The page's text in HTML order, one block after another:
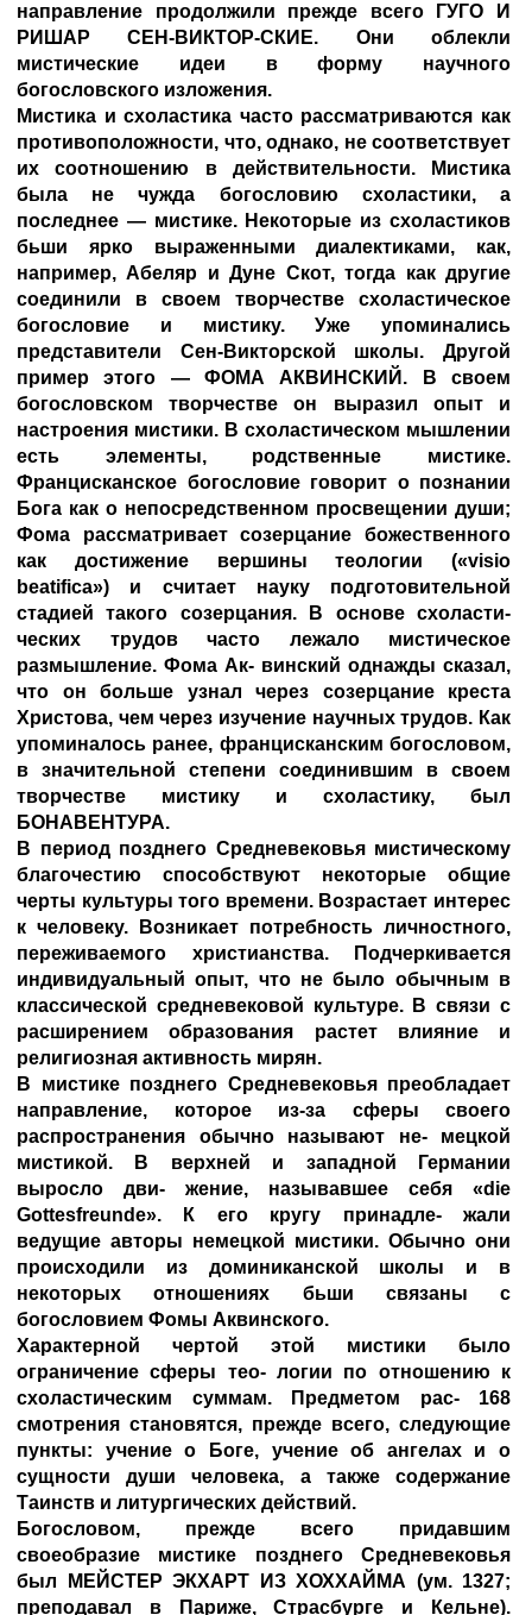
направление продолжили прежде всего ГУГО И
РИШАР СЕН-ВИКТОР-СКИЕ. Они облекли
мистические идеи в форму научного
богословского изложения.
Мистика и схоластика часто рассматриваются как
противоположности, что, однако, не соответствует
их соотношению в действительности. Мистика
была не чужда богословию схоластики, а
последнее — мистике. Некоторые из схоластиков
бьши ярко выраженными диалектиками, как,
например, Абеляр и Дуне Скот, тогда как другие
соединили в своем творчестве схоластическое
богословие и мистику. Уже упоминались
представители Сен-Викторской школы. Другой
пример этого — ФОМА АКВИНСКИЙ. В своем
богословском творчестве он выразил опыт и
настроения мистики. В схоластическом мышлении
есть элементы, родственные мистике.
Францисканское богословие говорит о познании
Бога как о непосредственном просвещении души;
Фома рассматривает созерцание божественного
как достижение вершины теологии («visio
beatifica») и считает науку подготовительной
стадией такого созерцания. В основе схоласти-
ческих трудов часто лежало мистическое
размышление. Фома Ак- винский однажды сказал,
что он больше узнал через созерцание креста
Христова, чем через изучение научных трудов. Как
упоминалось ранее, францисканским богословом,
в значительной степени соединившим в своем
творчестве мистику и схоластику, был
БОНАВЕНТУРА.
В период позднего Средневековья мистическому
благочестию способствуют некоторые общие
черты культуры того времени. Возрастает интерес
к человеку. Возникает потребность личностного,
переживаемого христианства. Подчеркивается
индивидуальный опыт, что не было обычным в
классической средневековой культуре. В связи с
расширением образования растет влияние и
религиозная активность мирян.
В мистике позднего Средневековья преобладает
направление, которое из-за сферы своего
распространения обычно называют не- мецкой
мистикой. В верхней и западной Германии
выросло дви- жение, называвшее себя «die
Gottesfreunde». К его кругу принадле- жали
ведущие авторы немецкой мистики. Обычно они
происходили из доминиканской школы и в
некоторых отношениях бьши связаны с
богословием Фомы Аквинского.
Характерной чертой этой мистики было
ограничение сферы тео- логии по отношению к
схоластическим суммам. Предметом рас- 168
смотрения становятся, прежде всего, следующие
пункты: учение о Боге, учение об ангелах и о
сущности души человека, а также содержание
Таинств и литургических действий.
Богословом, прежде всего придавшим
своеобразие мистике позднего Средневековья
был
МЕЙСТЕР ЭКХАРТ ИЗ ХОХХАЙМА (ум. 1327;
преподавал в Париже, Страсбурге и Кельне).